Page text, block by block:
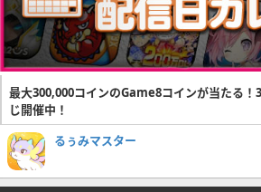
最大300,000コインのGame8コインが当たる！
じ開催中！
るぅみマスター